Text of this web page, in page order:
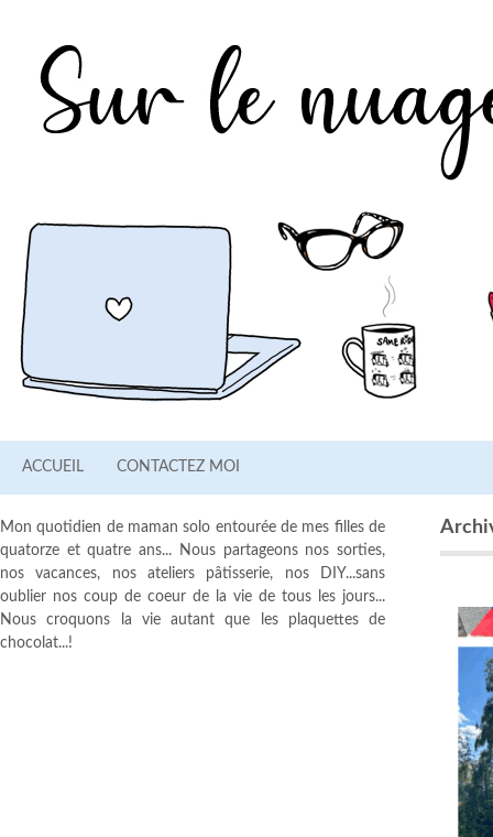
ACCUEIL CONTACTEZ MOI
Mon quotidien de maman solo entourée de mes filles de
quatorze et quatre ans... Nous partageons nos sorties,
nos vacances, nos ateliers pâtisserie, nos DIY...sans
oublier nos coup de coeur de la vie de tous les jours...
Nous croquons la vie autant que les plaquettes de
chocolat...!